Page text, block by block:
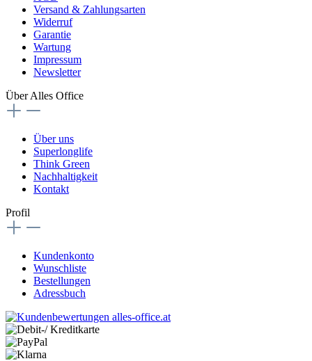
Versand & Zahlungsarten
Widerruf
Garantie
Wartung
Impressum
Newsletter
Über Alles Office
Über uns
Superlonglife
Think Green
Nachhaltigkeit
Kontakt
Profil
Kundenkonto
Wunschliste
Bestellungen
Adressbuch